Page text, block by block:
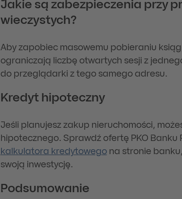
Jakie są zabezpieczenia przy
wieczystych?
Aby zapobiec masowemu pobieraniu
ograniczają liczbę otwartych sesji z
do przeglądarki z tego samego adresu.
Kredyt hipoteczny
Jeśli planujesz zakup nieruchomości,
hipotecznego. Sprawdź ofertę PKO Banku
kalkulatora kredytowegona stronie
swoją inwestycję.
Podsumowanie